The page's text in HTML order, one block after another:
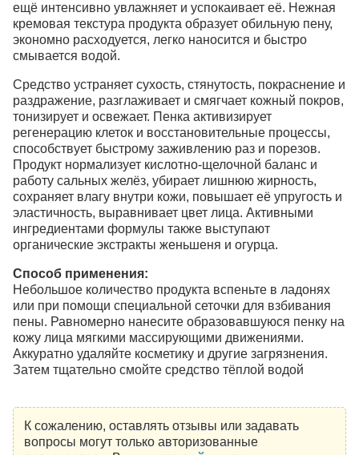
ещё интенсивно увлажняет и успокаивает её. Нежная
кремовая текстура продукта образует обильную пену,
экономно расходуется, легко наносится и быстро
смывается водой.
Средство устраняет сухость, стянутость, покраснение и
раздражение, разглаживает и смягчает кожный покров,
тонизирует и освежает. Пенка активизирует
регенерацию клеток и восстановительные процессы,
способствует быстрому заживлению раз и порезов.
Продукт нормализует кислотно-щелочной баланс и
работу сальных желёз, убирает лишнюю жирность,
сохраняет влагу внутри кожи, повышает её упругость и
эластичность, выравнивает цвет лица. Активными
ингредиентами формулы также выступают
органические экстракты женьшеня и огурца.
Способ применения:
Небольшое количество продукта вспеньте в ладонях
или при помощи специальной сеточки для взбивания
пены. Равномерно нанесите образовавшуюся пенку на
кожу лица мягкими массирующими движениями.
Аккуратно удаляйте косметику и другие загрязнения.
Затем тщательно смойте средство тёплой водой
К сожалению, оставлять отзывы или задавать
вопросы могут только авторизованные